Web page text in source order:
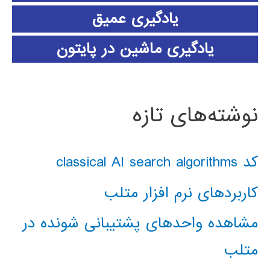
یادگیری عمیق
یادگیری ماشین در پایتون
نوشته‌های تازه
کد classical AI search algorithms
کاربردهای نرم افزار متلب
مشاهده واحدهای پشتیبانی شونده در
متلب